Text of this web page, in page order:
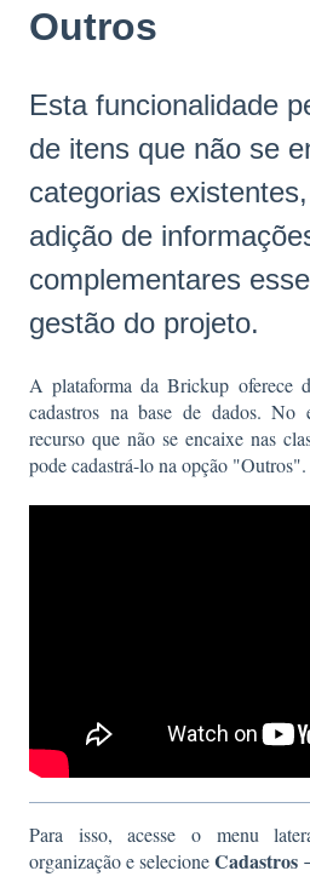
Outros
Esta funcionalidade
de itens que não se
categorias
adição de
complementares
gestão do projeto.
A plataforma da Brickup oferece
cadastros na base de dados. No
recurso que não se encaixe nas
pode cadastrá-lo na opção "Outros".
Para isso, acesse o menu
organização e selecioneCadastros